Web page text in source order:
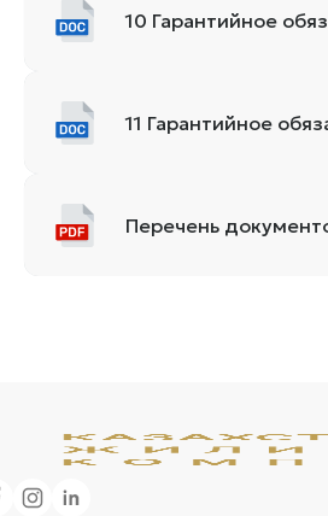
10 Гарантийное
11 Гарантийное
Перечень